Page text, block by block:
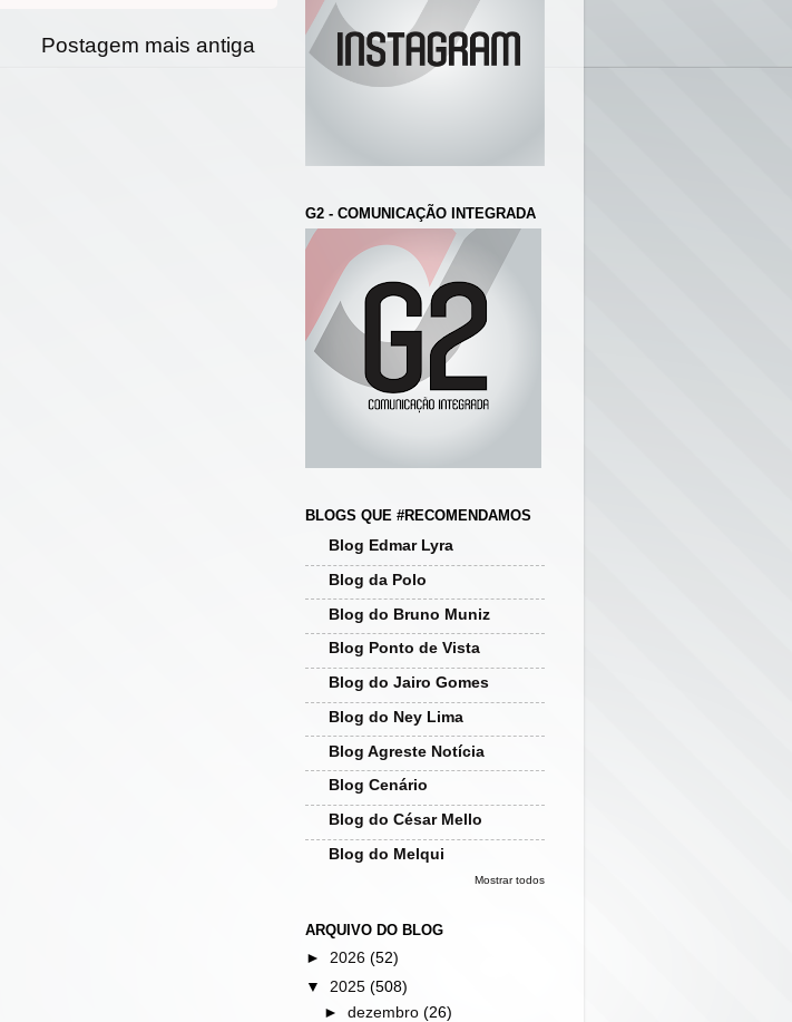
Postagem mais antiga
G2 - COMUNICAÇÃO INTEGRADA
BLOGS QUE #RECOMENDAMOS
Blog Edmar Lyra
Blog da Polo
Blog do Bruno Muniz
Blog Ponto de Vista
Blog do Jairo Gomes
Blog do Ney Lima
Blog Agreste Notícia
Blog Cenário
Blog do César Mello
Blog do Melqui
Mostrar todos
ARQUIVO DO BLOG
► 2026 (52)
▼ 2025 (508)
►dezembro(26)